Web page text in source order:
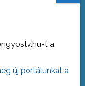
t a
új portálunkat a